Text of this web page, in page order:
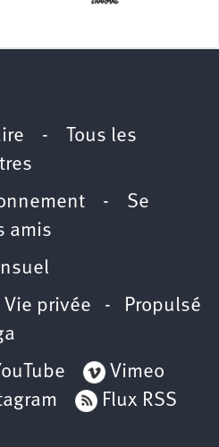
-
Tous les
- Se
amis
privée - Propulsé
Vimeo
Flux RSS